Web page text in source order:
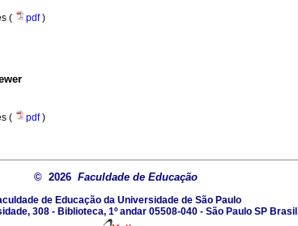
( pdf)
( pdf)
© 2026 Faculdade de Educação
de Educação da Universidade de São Paulo
308 - Biblioteca, 1º andar 05508-040 - São Paulo SP Brasil